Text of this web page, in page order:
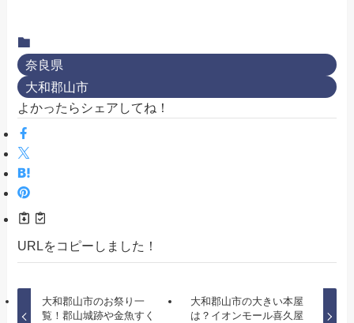
奈良県
大和郡山市
よかったらシェアしてね！
URLをコピーしました！
大和郡山市のお祭り一
覧！郡山城跡や金魚すく
大和郡山市の大きい本屋
は？イオンモール喜久屋